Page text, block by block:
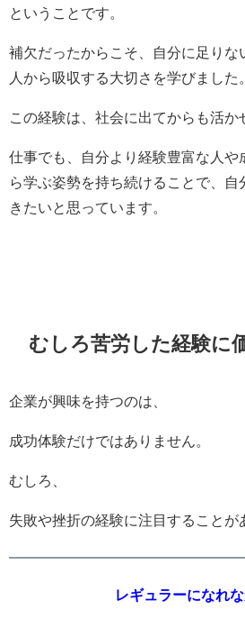
ということです。
補欠だったからこそ、自分に足りな
人から吸収する大切さを学びました。
この経験は、社会に出てからも活か
仕事でも、自分より経験豊富な人や
ら学ぶ姿勢を持ち続けることで、自
きたいと思っています。
むしろ苦労した経験に
企業が興味を持つのは、
成功体験だけではありません。
むしろ、
失敗や挫折の経験に注目することが
レギュラーになれ